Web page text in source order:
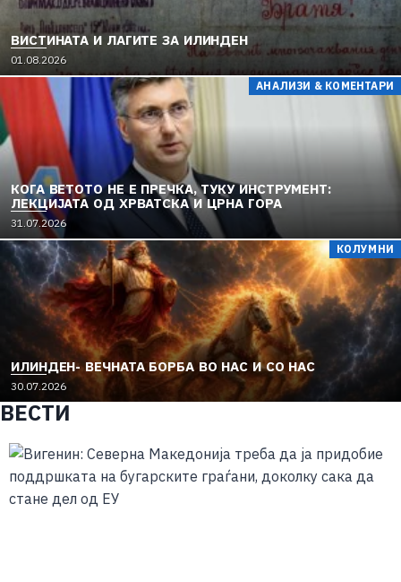
ВИСТИНАТА И ЛАГИТЕ ЗА ИЛИНДЕН
01.08.2026
АНАЛИЗИ & КОМЕНТАРИ
КОГА ВЕТОТО НЕ Е ПРЕЧКА, ТУКУ ИНСТРУМЕНТ:
ЛЕКЦИЈАТА ОД ХРВАТСКА И ЦРНА ГОРА
31.07.2026
КОЛУМНИ
ИЛИНДЕН- ВЕЧНАТА БОРБА ВО НАС И СО НАС
30.07.2026
ВЕСТИ